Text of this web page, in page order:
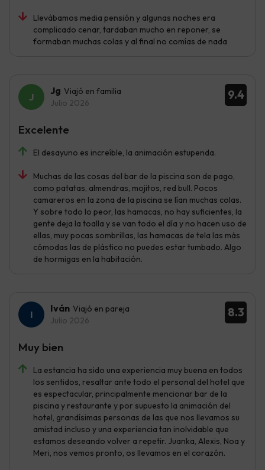
Llevábamos media pensión y algunas noches era
complicado cenar, tardaban mucho en reponer, se
formaban muchas colas y al final no comías de nada
9.4
Jg Viajó en familia
Julio 2026
El desayuno es increíble, la animación estupenda.
Muchas de las cosas del bar de la piscina son de pago,
como patatas, almendras, mojitos, red bull. Pocos
camareros en la zona de la piscina se lían muchas colas.
Y sobre todo lo peor, las hamacas, no hay suficientes, la
gente deja la toalla y se van todo el día y no hacen uso de
ellas, muy pocas sombrillas, las hamacas de tela las más
cómodas las de plástico no puedes estar tumbado. Algo
de hormigas en la habitación.
Excelente
8.3
Iván Viajó en pareja
Julio 2026
La estancia ha sido una experiencia muy buena en todos
los sentidos, resaltar ante todo el personal del hotel que
es espectacular, principalmente mencionar bar de la
piscina y restaurante y por supuesto la animación del
hotel, grandísimas personas de las que nos llevamos su
amistad incluso y una experiencia tan inolvidable que
estamos deseando volver a repetir. Juanka, Alexis, Noa y
Meri, nos vemos pronto, os llevamos en el corazón.
Muy bien